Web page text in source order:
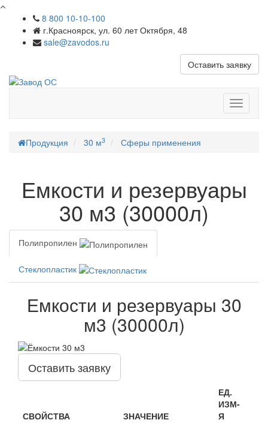
8 800 10-10-100
г.Красноярск, ул. 60 лет Октября, 48
sale@zavodos.ru
Оставить заявку
меню
Продукция 30 м3 Сферы применения
Емкости и резервуары
30 м3 (30000л)
Полипропилен
Стеклопластик
Емкости и резервуары 30
м3 (30000л)
Оставить заявку
СВОЙСТВА ЗНАЧЕНИЕ
ЕД.
ИЗМ-
Я